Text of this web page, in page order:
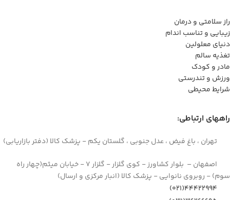
راز سلامتی و درمان
زیبایی و تناسب اندام
دنیای معلولین
تغذیه سالم
مادر و کودک
ورزش و تندرستی
شرایط محیطی
راههای ارتباطی:
تهران ، باغ فیض ، عدل جنوبی ، گلستان یکم - پزشک کالا (دفتر بازاریابی)
اصفهان – بلوار کشاورز - کوی گلزار - گلزار 7 - خیابان میثم(چهار راه
سوم) - روبروی نانوایی - پزشک کالا (انبار مرکزی و ارسال)
44422994(021)